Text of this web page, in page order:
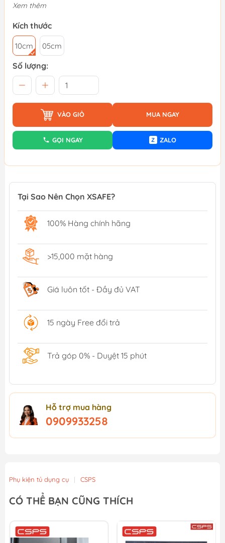
Xem thêm
Kích thước
10cm 05cm
Số lượng:
VÀO GIỎ MUA NGAY
GỌI NGAY Z ZALO
Tại Sao Nên Chọn XSAFE?
100% Hàng chính hãng
>15,000 mặt hàng
Giá luôn tốt - Đầy đủ VAT
15 ngày Free đổi trả
Trả góp 0% - Duyệt 15 phút
Hỗ trợ mua hàng
0909933258
Phụ kiện tủ dụng cụ | CSPS
CÓ THỂ BẠN CŨNG THÍCH